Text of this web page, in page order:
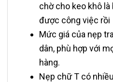
chờ cho keo khô là
được công việc rồi
Mức giá của nẹp
dân, phù hợp với
hàng.
Nẹp chữ T có